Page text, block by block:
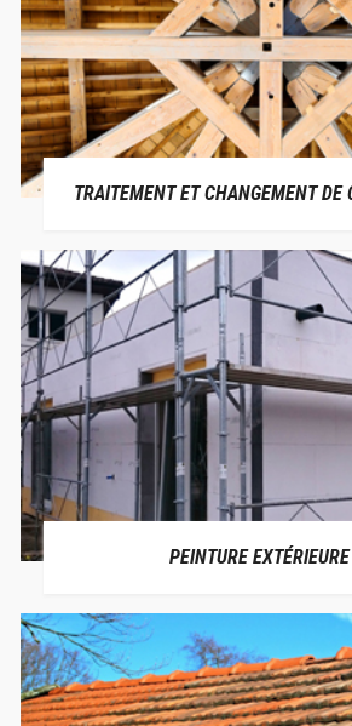
TRAITEMENT ET CHANGEMENT DE
PEINTURE